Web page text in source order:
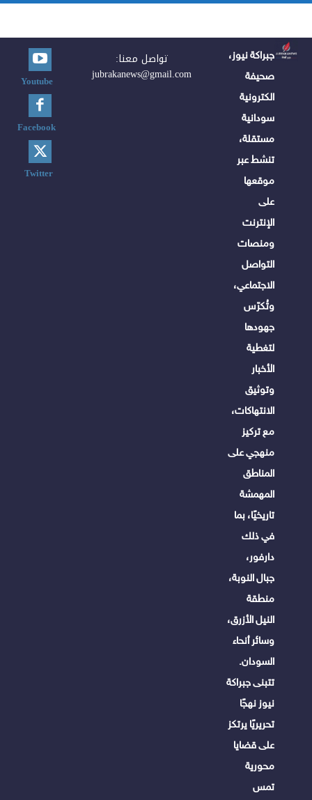
جبراكة نيوز،
صحيفة
الكترونية
سودانية
مستقلة،
تنشط عبر
موقعها
على
الإنترنت
ومنصات
التواصل
الاجتماعي،
وتُكرّس
جهودها
لتغطية
الأخبار
وتوثيق
الانتهاكات،
مع تركيز
منهجي على
المناطق
المهمشة
تاريخيًا، بما
في ذلك
دارفور،
جبال النوبة،
منطقة
النيل الأزرق،
وسائر أنحاء
السودان.
تتبنى جبراكة
نيوز نهجًا
تحريريًا يرتكز
على قضايا
محورية
تمس
تواصل معنا:
jubrakanews@gmail.com
Youtube
Facebook
Twitter